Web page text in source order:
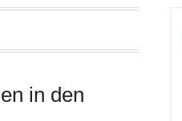
in den